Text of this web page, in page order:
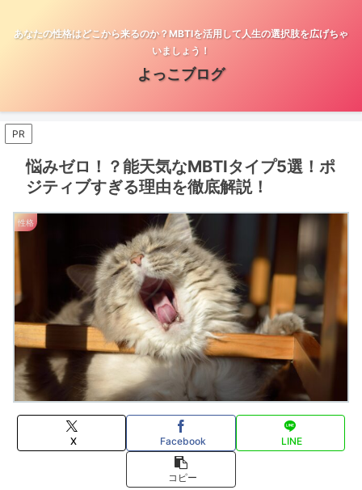
あなたの性格はどこから来るのか？MBTIを活用して人生の選択肢を広げちゃ
いましょう！
よっこブログ
PR
悩みゼロ！？能天気なMBTIタイプ5選！ポ
ジティブすぎる理由を徹底解説！
性格
X Facebook LINE
コピー